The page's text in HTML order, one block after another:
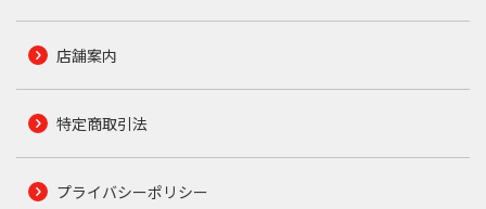
店舗案内
特定商取引法
プライバシーポリシー